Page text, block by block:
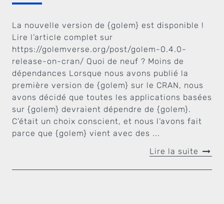
La nouvelle version de {golem} est disponible !
Lire l’article complet sur
https://golemverse.org/post/golem-0.4.0-
release-on-cran/ Quoi de neuf ? Moins de
dépendances Lorsque nous avons publié la
première version de {golem} sur le CRAN, nous
avons décidé que toutes les applications basées
sur {golem} devraient dépendre de {golem}.
C’était un choix conscient, et nous l’avons fait
parce que {golem} vient avec des ...
Lire la suite